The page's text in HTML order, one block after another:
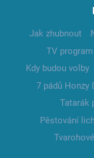
Jak zhubnout
TV program
Kdy budou volby
7 pádů Honzy
Tatarák
Pěstování